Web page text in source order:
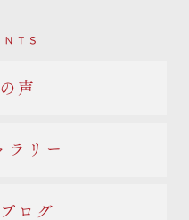
Contents
お客様の声
フォトギャラリー
スタッフブログ